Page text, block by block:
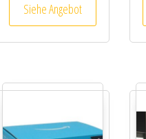
Siehe Angebot